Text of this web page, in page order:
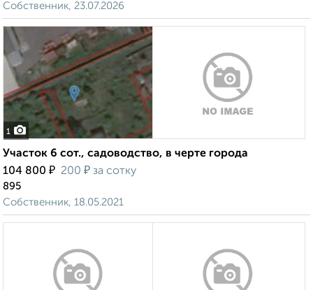
Собственник, 23.07.2026
1
Участок 6 сот., садоводство, в черте города
104 800 ₽ 200 ₽ за сотку
895
Собственник, 18.05.2021